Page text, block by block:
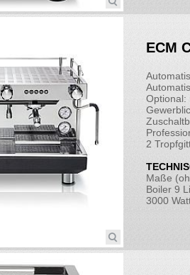
ECM
Optional:
2
Maße
Boiler 9
3000